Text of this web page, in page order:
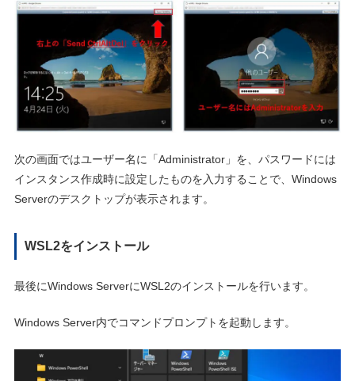
次の画面ではユーザー名に「Administrator」を、パスワードには
インスタンス作成時に設定したものを入力することで、Windows
Serverのデスクトップが表示されます。
WSL2をインストール
最後にWindows ServerにWSL2のインストールを行います。
Windows Server内でコマンドプロンプトを起動します。